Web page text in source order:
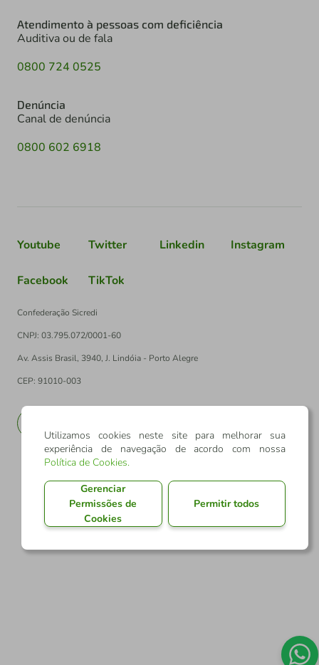
Atendimento à pessoas com deficiência
Auditiva ou de fala
0800 724 0525
Denúncia
Canal de denúncia
0800 602 6918
Youtube Twitter Linkedin Instagram
Facebook TikTok
Confederação Sicredi
CNPJ: 03.795.072/0001-60
Av. Assis Brasil, 3940, J. Lindóia - Porto Alegre
CEP: 91010-003
Utilizamos cookies neste site para melhorar sua
experiência de navegação de acordo com nossa
Política de Cookies.
Gerenciar
Permissões de
Cookies
Permitir todos